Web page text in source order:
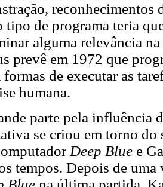
reconhecimentos
tipo de programa teria
alguma relevância
prevê em 1972 que
formas de executar as
humana.
parte pela influência
se criou em torno
Deep Blue e
tempos. Depois de